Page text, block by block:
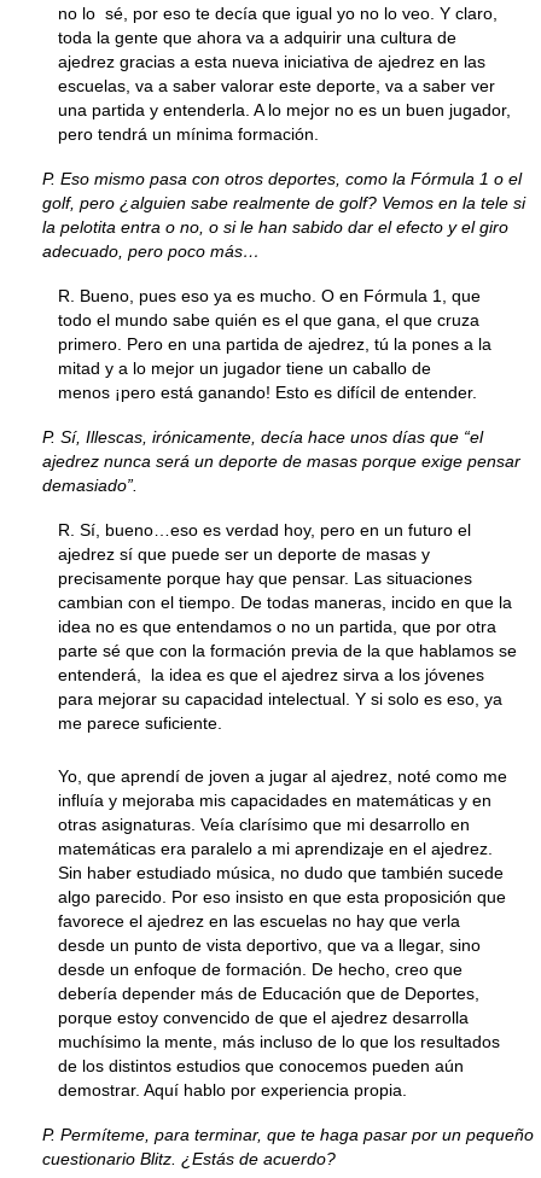
no lo sé, por eso te decía que igual yo no lo veo. Y claro,
toda la gente que ahora va a adquirir una cultura de
ajedrez gracias a esta nueva iniciativa de ajedrez en las
escuelas, va a saber valorar este deporte, va a saber ver
una partida y entenderla. A lo mejor no es un buen jugador,
pero tendrá un mínima formación.
P. Eso mismo pasa con otros deportes, como la Fórmula 1 o el
golf, pero ¿alguien sabe realmente de golf? Vemos en la tele si
la pelotita entra o no, o si le han sabido dar el efecto y el giro
adecuado, pero poco más…
R. Bueno, pues eso ya es mucho. O en Fórmula 1, que
todo el mundo sabe quién es el que gana, el que cruza
primero. Pero en una partida de ajedrez, tú la pones a la
mitad y a lo mejor un jugador tiene un caballo de
menos ¡pero está ganando! Esto es difícil de entender.
P. Sí, Illescas, irónicamente, decía hace unos días que “el
ajedrez nunca será un deporte de masas porque exige pensar
demasiado”.
R. Sí, bueno…eso es verdad hoy, pero en un futuro el
ajedrez sí que puede ser un deporte de masas y
precisamente porque hay que pensar. Las situaciones
cambian con el tiempo. De todas maneras, incido en que la
idea no es que entendamos o no un partida, que por otra
parte sé que con la formación previa de la que hablamos se
entenderá, la idea es que el ajedrez sirva a los jóvenes
para mejorar su capacidad intelectual. Y si solo es eso, ya
me parece suficiente.
Yo, que aprendí de joven a jugar al ajedrez, noté como me
influía y mejoraba mis capacidades en matemáticas y en
otras asignaturas. Veía clarísimo que mi desarrollo en
matemáticas era paralelo a mi aprendizaje en el ajedrez.
Sin haber estudiado música, no dudo que también sucede
algo parecido. Por eso insisto en que esta proposición que
favorece el ajedrez en las escuelas no hay que verla
desde un punto de vista deportivo, que va a llegar, sino
desde un enfoque de formación. De hecho, creo que
debería depender más de Educación que de Deportes,
porque estoy convencido de que el ajedrez desarrolla
muchísimo la mente, más incluso de lo que los resultados
de los distintos estudios que conocemos pueden aún
demostrar. Aquí hablo por experiencia propia.
P. Permíteme, para terminar, que te haga pasar por un pequeño
cuestionario Blitz. ¿Estás de acuerdo?